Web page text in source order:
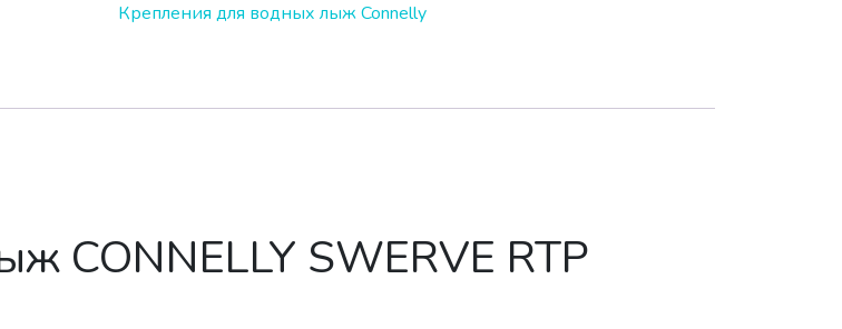
Крепления для водных лыж Connelly
CONNELLY SWERVE RTP